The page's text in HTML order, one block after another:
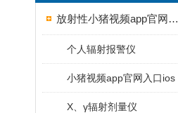
放射性小猪视频app官网入口ios
个人辐射报警仪
小猪视频app官网入口ios
X、γ辐射剂量仪